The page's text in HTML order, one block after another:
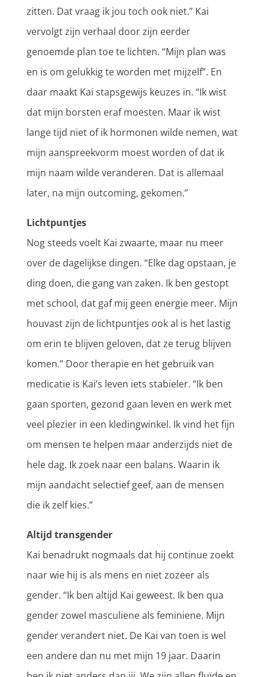
zitten. Dat vraag ik jou toch ook niet.” Kai
vervolgt zijn verhaal door zijn eerder
genoemde plan toe te lichten. “Mijn plan was
en is om gelukkig te worden met mijzelf”. En
daar maakt Kai stapsgewijs keuzes in. “Ik wist
dat mijn borsten eraf moesten. Maar ik wist
lange tijd niet of ik hormonen wilde nemen, wat
mijn aanspreekvorm moest worden of dat ik
mijn naam wilde veranderen. Dat is allemaal
later, na mijn outcoming, gekomen.”
Lichtpuntjes
Nog steeds voelt Kai zwaarte, maar nu meer
over de dagelijkse dingen. “Elke dag opstaan, je
ding doen, die gang van zaken. Ik ben gestopt
met school, dat gaf mij geen energie meer. Mijn
houvast zijn de lichtpuntjes ook al is het lastig
om erin te blijven geloven, dat ze terug blijven
komen.” Door therapie en het gebruik van
medicatie is Kai’s leven iets stabieler. “Ik ben
gaan sporten, gezond gaan leven en werk met
veel plezier in een kledingwinkel. Ik vind het fijn
om mensen te helpen maar anderzijds niet de
hele dag. Ik zoek naar een balans. Waarin ik
mijn aandacht selectief geef, aan de mensen
die ik zelf kies.”
Altijd transgender
Kai benadrukt nogmaals dat hij continue zoekt
naar wie hij is als mens en niet zozeer als
gender. “Ik ben altijd Kai geweest. Ik ben qua
gender zowel masculiene als feminiene. Mijn
gender verandert niet. De Kai van toen is wel
een andere dan nu met mijn 19 jaar. Daarin